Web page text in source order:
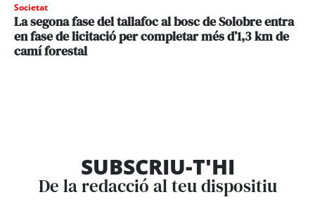
Societat
La segona fase del tallafoc al bosc de Solobre entra
en fase de licitació per completar més d’1,3 km de
camí forestal
SUBSCRIU-T'HI
De la redacció al teu dispositiu